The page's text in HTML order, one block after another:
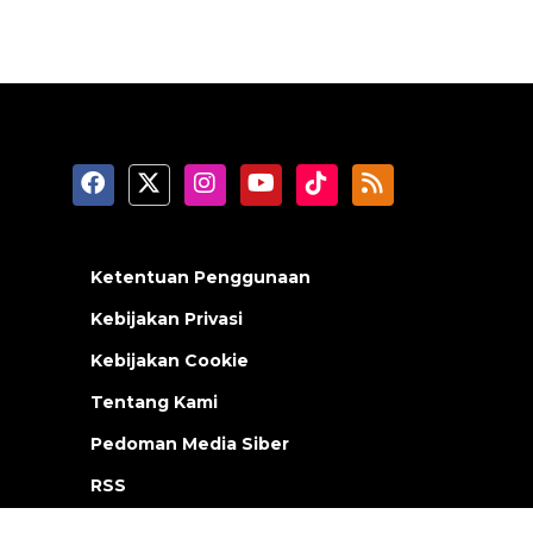
Ketentuan Penggunaan
Kebijakan Privasi
Kebijakan Cookie
Tentang Kami
Pedoman Media Siber
RSS